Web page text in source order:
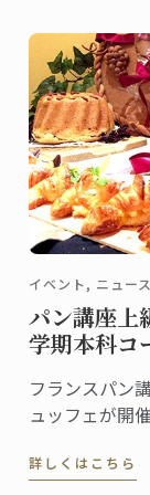
イベント, ニュース
パン講座上
学期本科コ
フランスパン
ュッフェが開
詳しくはこちら